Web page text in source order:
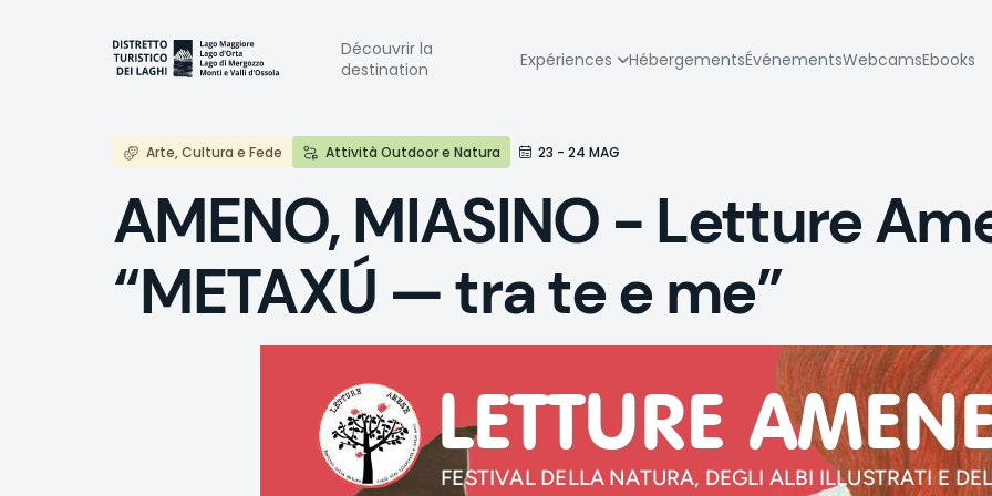
Navigazione
principale
Découvrir la
destination
Expériences HébergementsÉvénementsWebcamsEbooks
Arte, Cultura e Fede Attività Outdoor e Natura 23 - 24 MAG
AMENO, MIASINO - Letture
“METAXÚ — tra te e me”